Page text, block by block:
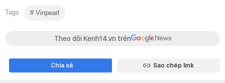
Tags Vinpearl
Theo dõi Kenh14.vn trên
Chia sẻ Sao chép link